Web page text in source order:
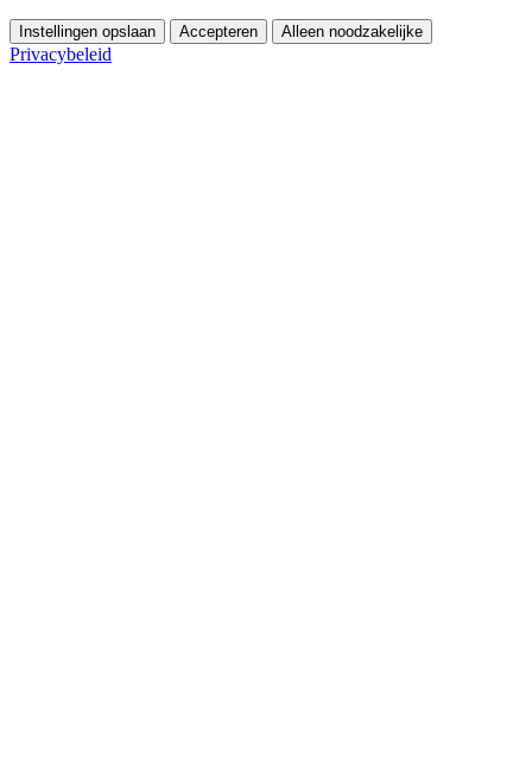
Instellingen opslaan Accepteren Alleen noodzakelijke
Privacybeleid